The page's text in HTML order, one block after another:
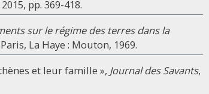
pp. 369-418.
sur le régime des terres dans la
La Haye : Mouton, 1969.
et leur famille », Journal des Savants,